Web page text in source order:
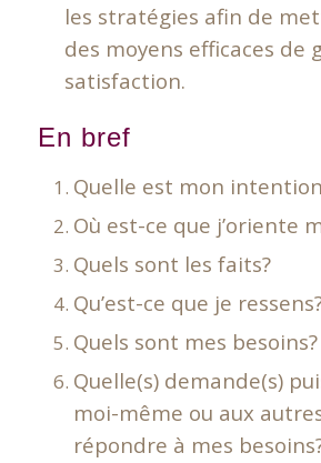
les stratégies afin de
des moyens efficaces de
satisfaction.
En bref
Quelle est mon
Où est-ce que j’oriente
Quels sont les faits?
Qu’est-ce que je
Quels sont mes besoins?
Quelle(s) demande(s)
moi-même ou aux
répondre à mes